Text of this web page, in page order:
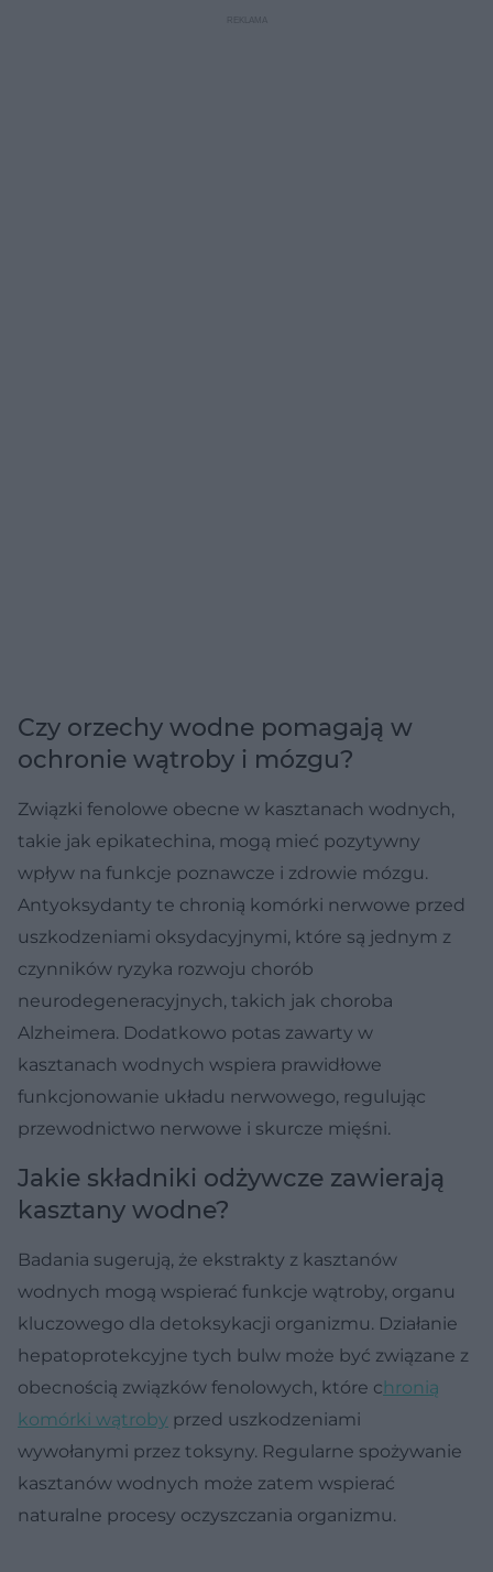
Czy orzechy wodne pomagają w
ochronie wątroby i mózgu?
Związki fenolowe obecne w kasztanach wodnych,
takie jak epikatechina, mogą mieć pozytywny
wpływ na funkcje poznawcze i zdrowie mózgu.
Antyoksydanty te chronią komórki nerwowe przed
uszkodzeniami oksydacyjnymi, które są jednym z
czynników ryzyka rozwoju chorób
neurodegeneracyjnych, takich jak choroba
Alzheimera. Dodatkowo potas zawarty w
kasztanach wodnych wspiera prawidłowe
funkcjonowanie układu nerwowego, regulując
przewodnictwo nerwowe i skurcze mięśni.
Jakie składniki odżywcze zawierają
kasztany wodne?
Badania sugerują, że ekstrakty z kasztanów
wodnych mogą wspierać funkcje wątroby, organu
kluczowego dla detoksykacji organizmu. Działanie
hepatoprotekcyjne tych bulw może być związane z
obecnością związków fenolowych, które chronią
komórki wątroby przed uszkodzeniami
wywołanymi przez toksyny. Regularne spożywanie
kasztanów wodnych może zatem wspierać
naturalne procesy oczyszczania organizmu.